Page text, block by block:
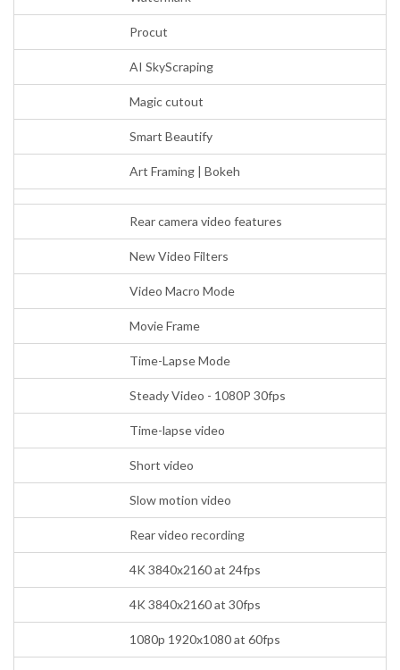
Procut
AI SkyScraping
Magic cutout
Smart Beautify
Art Framing | Bokeh
Rear camera video features
New Video Filters
Video Macro Mode
Movie Frame
Time-Lapse Mode
Steady Video - 1080P 30fps
Time-lapse video
Short video
Slow motion video
Rear video recording
4K 3840x2160 at 24fps
4K 3840x2160 at 30fps
1080p 1920x1080 at 60fps